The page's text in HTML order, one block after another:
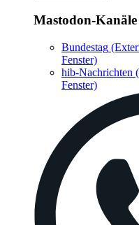
Mastodon-Kanäle
Bundestag
Fenster)
hib-Nachrichten
Fenster)